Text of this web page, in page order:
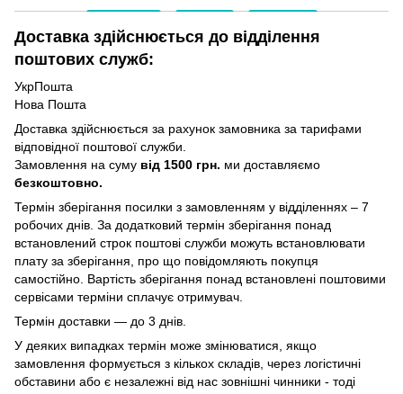
Доставка здійснюється до відділення
поштових служб:
УкрПошта
Нова Пошта
Доставка здійснюється за рахунок замовника за тарифами
відповідної поштової служби.
Замовлення на суму від 1500 грн. ми доставляємо
безкоштовно.
Термін зберігання посилки з замовленням у відділеннях – 7
робочих днів. За додатковий термін зберігання понад
встановлений строк поштові служби можуть встановлювати
плату за зберігання, про що повідомляють покупця
самостійно. Вартість зберігання понад вcтановлені поштовими
сервісами терміни сплачує отримувач.
Термін доставки — до 3 днів.
У деяких випадках термін може змінюватися, якщо
замовлення формується з кількох складів, через логістичні
обставини або є незалежні від нас зовнішні чинники - тоді